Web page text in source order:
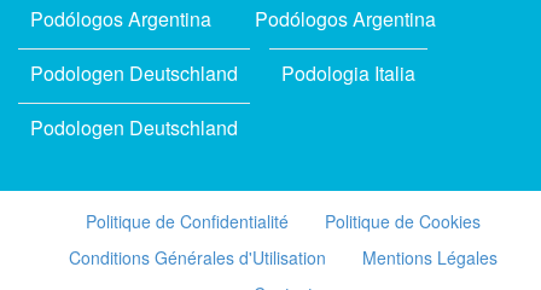
Podólogos Argentina
Podólogos Argentina
Podologen Deutschland
Podologia Italia
Podologen Deutschland
Politique de Confidentialité
Politique de Cookies
Conditions Générales d'Utilisation
Mentions Légales